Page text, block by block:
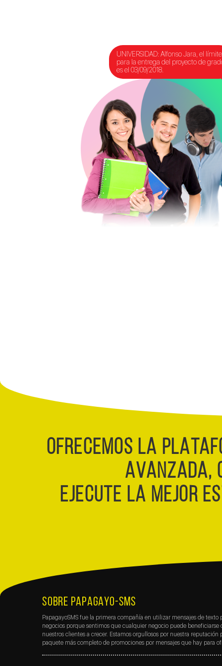
UNIVERSIDAD: Alfonso Jara, el límite
para la entrega del proyecto de
es el 03/09/2018.
OFRECEMOS LA
AVANZADA,
EJECUTE LA MEJOR
SOBRE PAPAGAYO-SMS
PapagayoSMS fue la primera compañía en utilizar mensajes de
negocios porque sentimos que cualquier negocio puede
nuestros clientes a crecer. Estamos orgullosos por nuestra
paquete más completo de promociones por mensajes que hay para